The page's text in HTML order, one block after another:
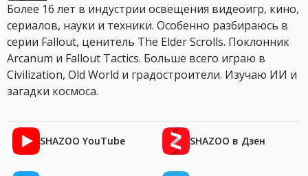
Более 16 лет в индустрии освещения видеоигр, кино,
сериалов, науки и техники. Особенно разбираюсь в
серии Fallout, ценитель The Elder Scrolls. Поклонник
Arcanum и Fallout Tactics. Больше всего играю в
Civilization, Old World и градостроители. Изучаю ИИ и
загадки космоса.
SHAZOO YouTube SHAZOO в Дзен